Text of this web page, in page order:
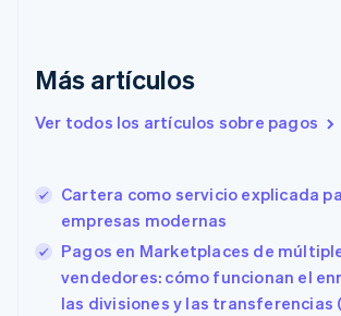
Más artículos
Ver todos los artículos sobre pagos
Cartera como servicio explicada
empresas modernas
Pagos en Marketplaces de
vendedores: cómo funcionan el
las divisiones y las transferencias
English
EnglishItaliano
Estados Unidos
EnglishEspañol简体中文
English
Finlandia
EnglishSvenska